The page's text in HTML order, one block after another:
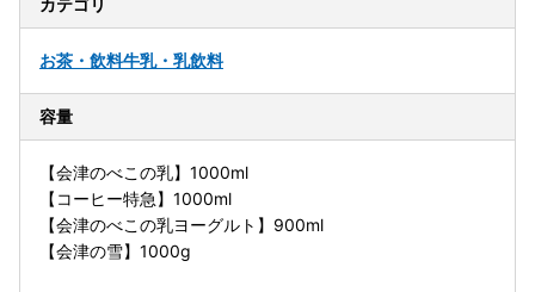
カテゴリ
お茶・飲料牛乳・乳飲料
容量
【会津のべこの乳】1000ml
【コーヒー特急】1000ml
【会津のべこの乳ヨーグルト】900ml
【会津の雪】1000g